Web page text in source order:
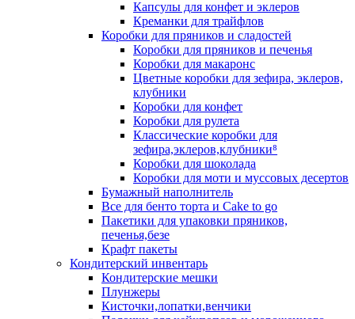
Капсулы для конфет и эклеров
Креманки для трайфлов
Коробки для пряников и сладостей
Коробки для пряников и печенья
Коробки для макаронс
Цветные коробки для зефира, эклеров,
клубники
Коробки для конфет
Коробки для рулета
Классические коробки для
зефира,эклеров,клубники⁸
Коробки для шоколада
Коробки для моти и муссовых десертов
Бумажный наполнитель
Все для бенто торта и Cake to go
Пакетики для упаковки пряников,
печенья,безе
Крафт пакеты
Кондитерский инвентарь
Кондитерские мешки
Плунжеры
Кисточки,лопатки,венчики